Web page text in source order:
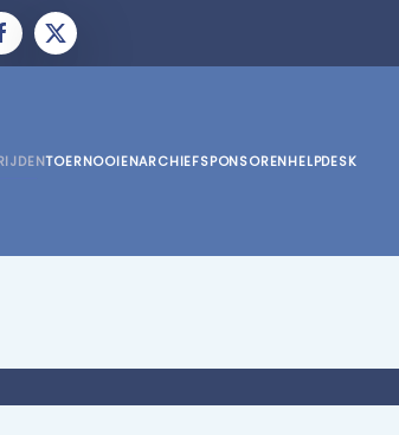
TOERNOOIENARCHIEFSPONSORENHELPDESK